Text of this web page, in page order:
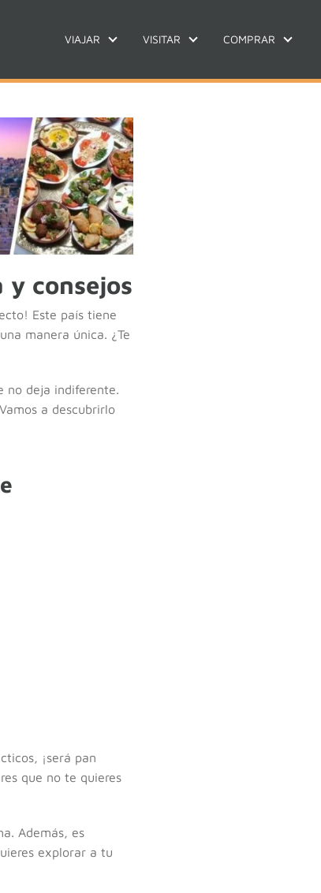
VIAJAR VISITAR COMPRAR
consejos
Este país tiene
manera única. ¿Te
no deja indiferente.
a descubrirlo
¡será pan
que no te quieres
Además, es
explorar a tu